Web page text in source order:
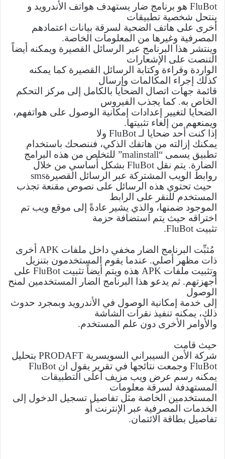
FluBot هو برنامج ضار يستهدف هواتف
الأندرويد و
ينتحل شخصية تطبيقات
أخرى على هاتف الضحية لسرقة بيانات اعتمادهم
المصرفية وغيرها من المعلومات الخاصة.
وينتشر هذا البرنامج عبر الرسائل القصيرة ويمكنه أيضاً
التنصت على الإشعارات
الواردة وقراءة وكتابة الرسائل القصيرة كما يمكنه
كذلك إجراء المكالمات وإرسال
قائمة جهات اتصال الضحايا بالكامل إلى مركز التحكم
الخاص به. كما يجذب الفيروس
الضحايا لتغيير إعدادات إمكانية الوصول على هواتفهم،
ويمنعهم من إلغاء تثبيتها.
إذا كنت أحد ضحايا لـFluBot ولا
يمكنك إزالته من هاتفك الذكي، فننصحك باستخدام
تطبيق يسمى “malinstall” للتخلص من هذه البرامج
الضارة. يتم نقل FluBot بشكل أساسي من خلال
روابط الويب المشتركة عبر الرسائل القصيرةsms
حيث تحتوي هذه الرسائل على نصوص مقنعة تجذب
المستخدم للنقر على الرابط
الموجود ضمنها، والذي يشير عادةً إلى موقع ويب تم
اختراقه حيث يتم استضافة حزمة
تثبيت FluBot
.
مُثبِّت البرنامج الضار مخفي داخل ملفات APK أخرى
ذات مظهر أصلي. عندما يقوم المستخدمون بتنزيل
وتثبيت ملفات APK هذه ويتم أيضاً تثبيت FluBot على
أجهزتهم. ثم يدعو هذا البرنامج الضار المستخدمين لمنح
الوصول
إلى خدمة إمكانية الوصول في الأندرويد وبمجرد حدوث
ذلك، يمكنه تنفيذ نقرات الشاشة
والأوامر الأخرى دون علم المستخدم.
حيث قامت
شركة الأمن السيبراني السويسرية PRODAFT بتحليل
FluBot وجمعت نتائجها في تقرير يقول ان FluBot
يمكنه رسم عرض ويب مزيف أعلى التطبيقات
المستهدفة لسرقة معلومات
المستخدمين الخاصة مثل تفاصيل تسجيل الدخول إلى
الخدمات المصرفية عبر الإنترنت أو
تفاصيل بطاقة الائتمان.